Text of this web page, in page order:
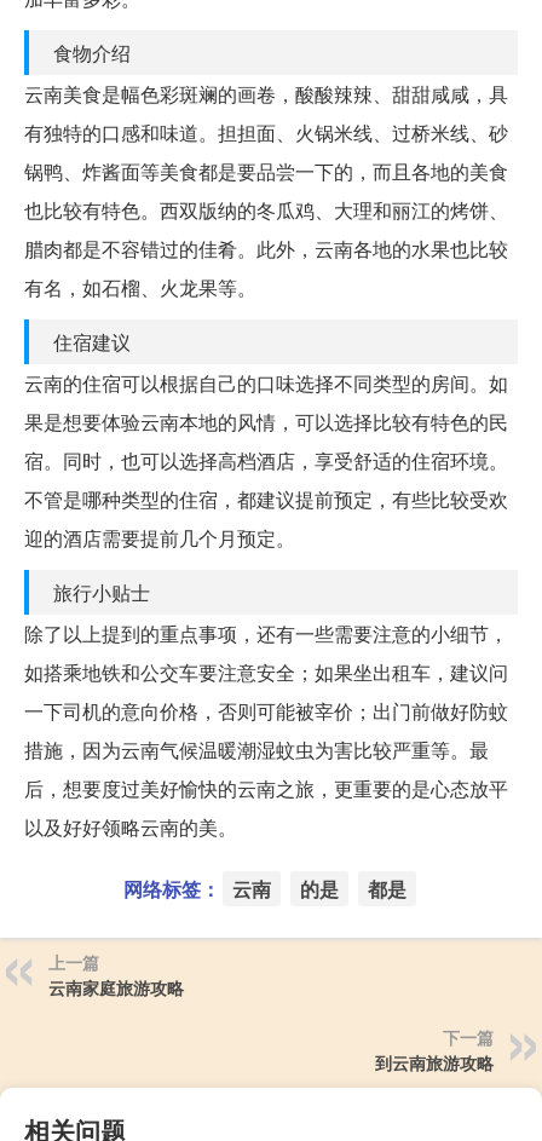
食物介绍
云南美食是幅色彩斑斓的画卷，酸酸辣辣、甜甜咸咸，具
有独特的口感和味道。担担面、火锅米线、过桥米线、砂
锅鸭、炸酱面等美食都是要品尝一下的，而且各地的美食
也比较有特色。西双版纳的冬瓜鸡、大理和丽江的烤饼、
腊肉都是不容错过的佳肴。此外，云南各地的水果也比较
有名，如石榴、火龙果等。
住宿建议
云南的住宿可以根据自己的口味选择不同类型的房间。如
果是想要体验云南本地的风情，可以选择比较有特色的民
宿。同时，也可以选择高档酒店，享受舒适的住宿环境。
不管是哪种类型的住宿，都建议提前预定，有些比较受欢
迎的酒店需要提前几个月预定。
旅行小贴士
除了以上提到的重点事项，还有一些需要注意的小细节，
如搭乘地铁和公交车要注意安全；如果坐出租车，建议问
一下司机的意向价格，否则可能被宰价；出门前做好防蚊
措施，因为云南气候温暖潮湿蚊虫为害比较严重等。最
后，想要度过美好愉快的云南之旅，更重要的是心态放平
以及好好领略云南的美。
网络标签： 云南 的是 都是
上一篇
云南家庭旅游攻略
下一篇
到云南旅游攻略
相关问题